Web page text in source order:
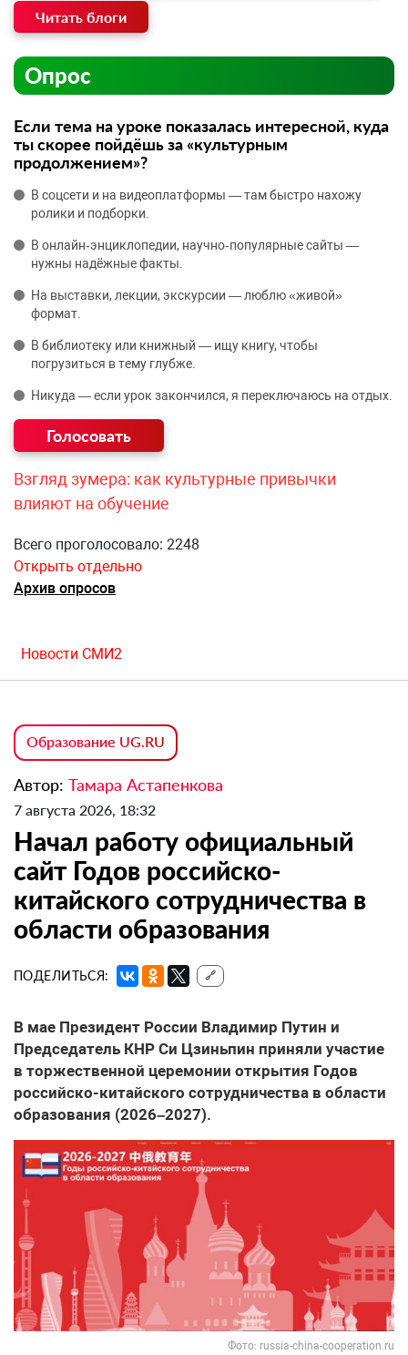
Читать блоги
Опрос
Если тема на уроке показалась интересной, куда
ты скорее пойдёшь за «культурным
продолжением»?
В соцсети и на видеоплатформы — там быстро нахожу
ролики и подборки.
В онлайн‑энциклопедии, научно‑популярные сайты —
нужны надёжные факты.
На выставки, лекции, экскурсии — люблю «живой»
формат.
В библиотеку или книжный — ищу книгу, чтобы
погрузиться в тему глубже.
Никуда — если урок закончился, я переключаюсь на отдых.
Взгляд зумера: как культурные привычки
влияют на обучение
Всего проголосовало: 2248
Открыть отдельно
Архив опросов
Новости СМИ2
Образование UG.RU
Автор: Тамара Астапенкова
7 августа 2026, 18:32
Начал работу официальный
сайт Годов российско-
китайского сотрудничества в
области образования
ПОДЕЛИТЬСЯ: 🔗
В мае Президент России Владимир Путин и
Председатель КНР Си Цзиньпин приняли участие
в торжественной церемонии открытия Годов
российско-китайского сотрудничества в области
образования (2026–2027).
Фото: russia-china-cooperation.ru